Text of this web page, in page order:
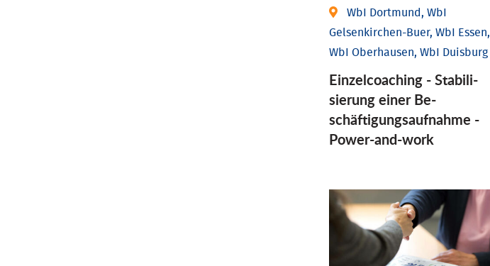
WbI Dortmund, WbI
Gelsenkirchen-Buer, WbI Essen,
WbI Oberhausen, WbI Duisburg
Einzel­coaching - Stabili­
sierung einer Be­
schäftigungs­aufnahme -
Power-and-work